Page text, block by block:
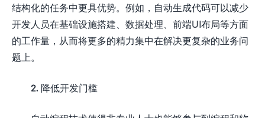
结构化的任务中更具优势。例如，自动生成代码可以减少
开发人员在基础设施搭建、数据处理、前端UI布局等方面
的工作量，从而将更多的精力集中在解决更复杂的业务问
题上。
2. 降低开发门槛